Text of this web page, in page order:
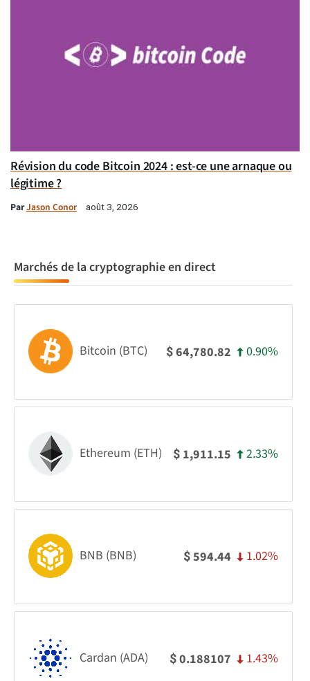
Révision du code Bitcoin 2024 : est-ce une arnaque ou
légitime ?
ParJason Conor août 3, 2026
Marchés de la cryptographie en direct
Bitcoin (BTC) $64,780.82 0.90%
Ethereum (ETH) $ 1,911.15 2.33%
BNB (BNB) $594.44 1.02%
Cardan (ADA) $0.188107 1.43%